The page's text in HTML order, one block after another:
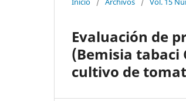
Evaluación de
(Bemisia tabaci
cultivo de